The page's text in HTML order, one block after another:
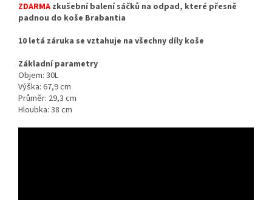
ZDARMA zkušební balení sáčků na odpad, které přesně
padnou do koše Brabantia
10 letá záruka se vztahuje na všechny díly koše
Základní parametry
Objem: 30L
Výška: 67,9 cm
Průměr: 29,3 cm
Hloubka: 38 cm